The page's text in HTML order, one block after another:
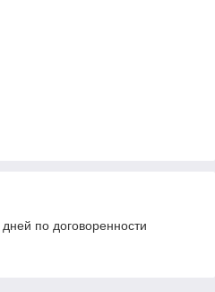
по договоренности